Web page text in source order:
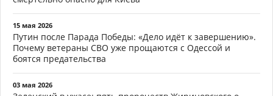
15 мая 2026
Путин после Парада Победы: «Дело идёт к завершению».
Почему ветераны СВО уже прощаются с Одессой и
боятся предательства
03 мая 2026